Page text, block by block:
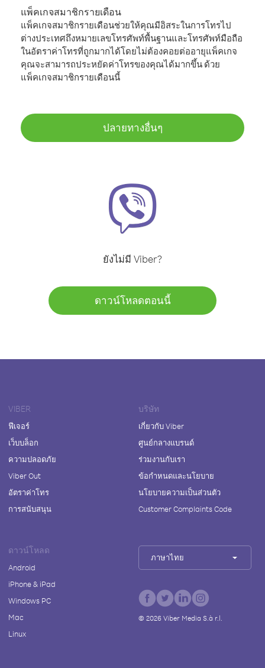
แพ็คเกจสมาชิกรายเดือน
แพ็คเกจสมาชิกรายเดือนช่วยให้คุณมีอิสระในการโทรไป
ต่างประเทศถึงหมายเลขโทรศัพท์พื้นฐานและโทรศัพท์มือถือ
ในอัตราค่าโทรที่ถูกมากได้โดยไม่ต้องคอยต่ออายุแพ็คเกจ
คุณจะสามารถประหยัดค่าโทรของคุณได้มากขึ้น ด้วย
แพ็คเกจสมาชิกรายเดือนนี้
ปลายทางอื่นๆ
ยังไม่มี Viber?
ดาวน์โหลดตอนนี้
VIBER
ฟีเจอร์
เว็บบล็อก
ความปลอดภัย
Viber Out
อัตราค่าโทร
การสนับสนุน
บริษัท
เกี่ยวกับ Viber
ศูนย์กลางแบรนด์
ร่วมงานกับเรา
ข้อกำหนดและนโยบาย
นโยบายความเป็นส่วนตัว
Customer Complaints Code
ดาวน์โหลด
Android
iPhone & iPad
Windows PC
Mac
Linux
ภาษาไทย
© 2026Viber Media S.à r.l.